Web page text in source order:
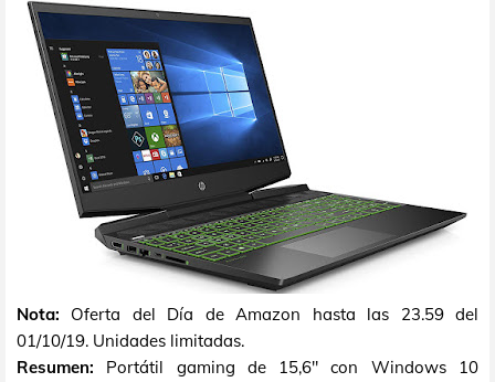
Nota: Oferta del Día de Amazon hasta las 23.59 del
01/10/19. Unidades limitadas.
Resumen: Portátil gaming de 15,6" con Windows 10